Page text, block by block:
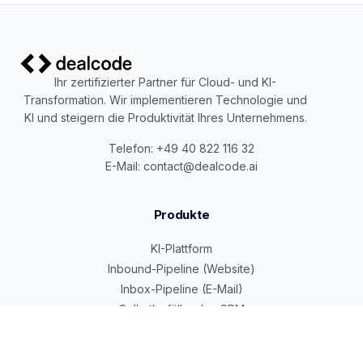
Ihr zertifizierter Partner für Cloud- und KI-
Transformation. Wir implementieren Technologie und
KI und steigern die Produktivität Ihres Unternehmens.
Telefon: +49 40 822 116 32
E-Mail: contact@dealcode.ai
Produkte
KI-Plattform
Inbound-Pipeline (Website)
Inbox-Pipeline (E-Mail)
Selbstbefüllendes CRM